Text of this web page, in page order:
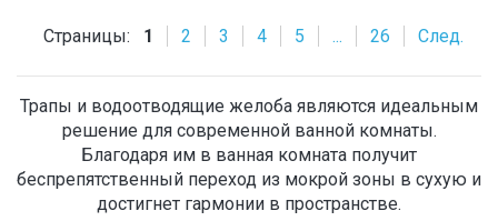
Страницы: 1 2 3 4 5 ... 26 След.
Трапы и водоотводящие желоба являются идеальным
решение для современной ванной комнаты.
Благодаря им в ванная комната получит
беспрепятственный переход из мокрой зоны в сухую и
достигнет гармонии в пространстве.